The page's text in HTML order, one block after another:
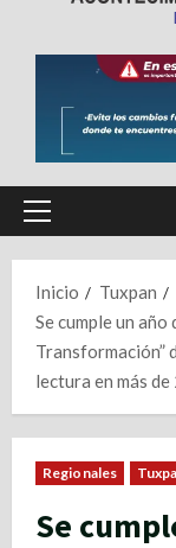
Menú
Inicio
Tuxpan
Se cumple un
Transformación”
lectura en más
Regionales
Se